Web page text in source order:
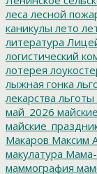
леса лесной
каникулы лето
литература
логистический
лотерея
лыжная гонка
лекарства льготы
май_2026
Макаров Максим
макулатура
маммография